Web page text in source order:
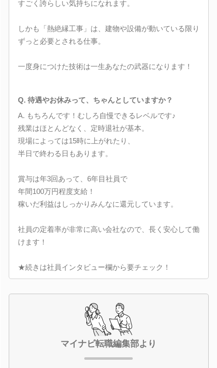
すごく誇らしい気持ちになれます。
しかも「熱絶縁工事」は、建物や設備が動いている限り
ずっと必要とされる仕事。
一度身につけた技術は一生あなたの武器になります！
Q. 待遇やお休みって、ちゃんとしていますか？
A. もちろんです！むしろ自慢できるレベルです♪
残業はほとんどなく、定時退社が基本。
現場によっては15時に上がれたり、
半日で終わる日もあります。
賞与は年3回あって、6年目社員で
年間100万円程度支給！
稼いだ利益はしっかりみんなに還元しています。
社員の定着率が非常に高い会社なので、長く安心して働
けます！
★続きは社員インタビュー欄から要チェック！
マイナビ転職編集部より